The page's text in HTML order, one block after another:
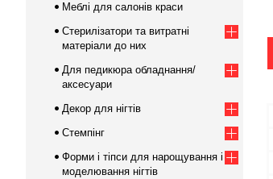
Меблі для салонів краси
Стерилізатори та витратні
матеріали до них
Для педикюра обладнання/
аксесуари
Декор для нігтів
Стемпінг
Форми і тіпси для нарощування і
моделювання нігтів